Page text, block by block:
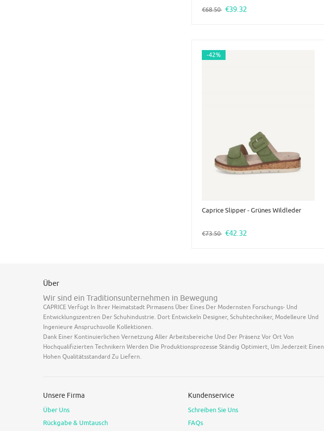
€68.50 €39.32
Caprice Slipper - Grünes Wildleder
€73.50 €42.32
-42%
Über
Wir sind ein Traditionsunternehmen in Bewegung
CAPRICE Verfügt In Ihrer Heimatstadt Pirmasens Über Eines Der Modernsten Forschungs- Und
Entwicklungszentren Der Schuhindustrie. Dort Entwickeln Designer, Schuhtechniker, Modelleure Und
Ingenieure Anspruchsvolle Kollektionen.
Dank Einer Kontinuierlichen Vernetzung Aller Arbeitsbereiche Und Der Präsenz Vor Ort Von
Hochqualifizierten Technikern Werden Die Produktionsprozesse Ständig Optimiert, Um Jederzeit Einen
Hohen Qualitätsstandard Zu Liefern.
Unsere Firma
Über Uns
Rückgabe & Umtausch
Kundenservice
Schreiben Sie Uns
FAQs